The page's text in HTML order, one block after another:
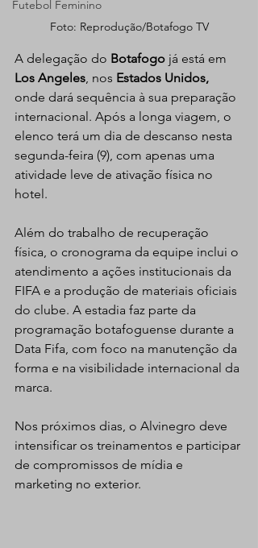
Futebol Feminino
Foto: Reprodução/Botafogo TV
A delegação do Botafogo já está em
Los Angeles, nos Estados Unidos,
onde dará sequência à sua preparação
internacional. Após a longa viagem, o
elenco terá um dia de descanso nesta
segunda-feira (9), com apenas uma
atividade leve de ativação física no
hotel.
Além do trabalho de recuperação
física, o cronograma da equipe inclui o
atendimento a ações institucionais da
FIFA e a produção de materiais oficiais
do clube. A estadia faz parte da
programação botafoguense durante a
Data Fifa, com foco na manutenção da
forma e na visibilidade internacional da
marca.
Nos próximos dias, o Alvinegro deve
intensificar os treinamentos e participar
de compromissos de mídia e
marketing no exterior.